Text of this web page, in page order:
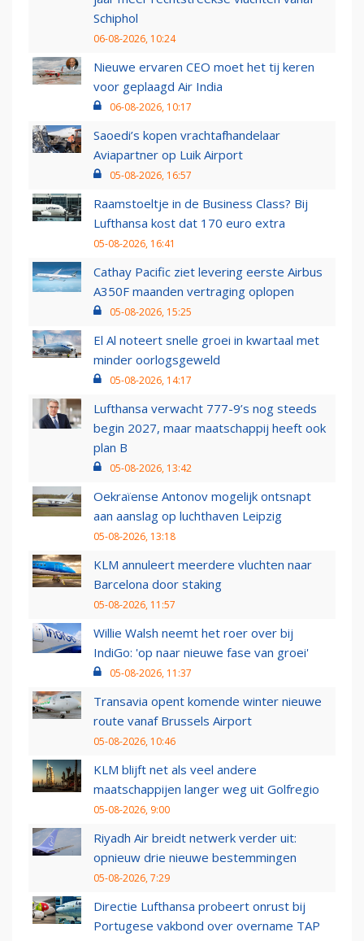
Schiphol
06-08-2026, 10:24
Nieuwe ervaren CEO moet het tij keren
voor geplaagd Air India
06-08-2026, 10:17
Saoedi’s kopen vrachtafhandelaar
Aviapartner op Luik Airport
05-08-2026, 16:57
Raamstoeltje in de Business Class? Bij
Lufthansa kost dat 170 euro extra
05-08-2026, 16:41
Cathay Pacific ziet levering eerste Airbus
A350F maanden vertraging oplopen
05-08-2026, 15:25
El Al noteert snelle groei in kwartaal met
minder oorlogsgeweld
05-08-2026, 14:17
Lufthansa verwacht 777-9’s nog steeds
begin 2027, maar maatschappij heeft ook
plan B
05-08-2026, 13:42
Oekraïense Antonov mogelijk ontsnapt
aan aanslag op luchthaven Leipzig
05-08-2026, 13:18
KLM annuleert meerdere vluchten naar
Barcelona door staking
05-08-2026, 11:57
Willie Walsh neemt het roer over bij
IndiGo: 'op naar nieuwe fase van groei'
05-08-2026, 11:37
Transavia opent komende winter nieuwe
route vanaf Brussels Airport
05-08-2026, 10:46
KLM blijft net als veel andere
maatschappijen langer weg uit Golfregio
05-08-2026, 9:00
Riyadh Air breidt netwerk verder uit:
opnieuw drie nieuwe bestemmingen
05-08-2026, 7:29
Directie Lufthansa probeert onrust bij
Portugese vakbond over overname TAP